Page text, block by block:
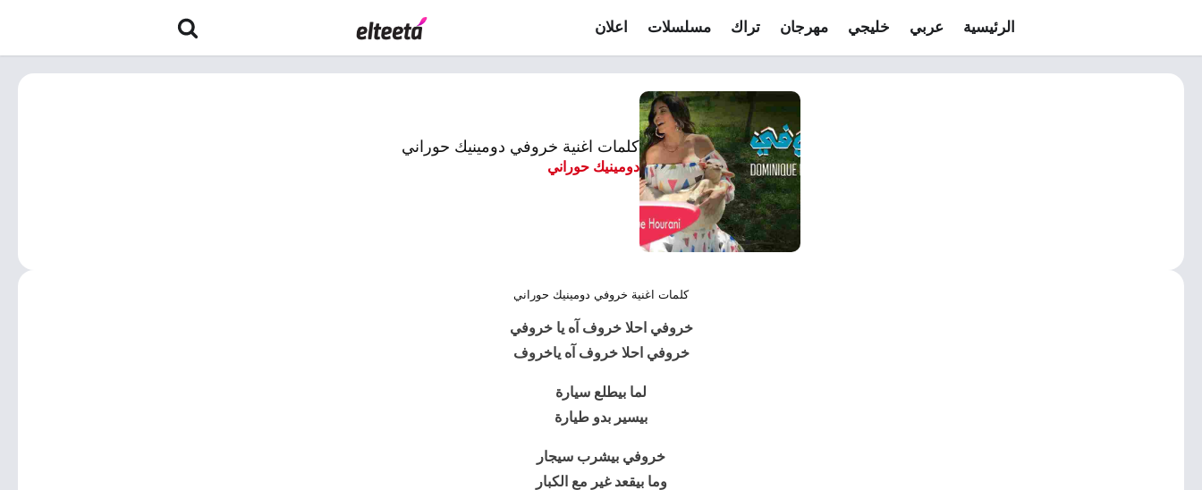
الرئيسية عربي خليجي مهرجان تراك مسلسلات اعلان
كلمات اغنية خروفي دومينيك حوراني
دومينيك حوراني
كلمات اغنية خروفي دومينيك حوراني
خروفي احلا خروف آه يا خروفي
خروفي احلا خروف آه ياخروف
لما بيطلع سيارة
بيسير بدو طيارة
خروفي بيشرب سيجار
وما بيقعد غير مع الكبار